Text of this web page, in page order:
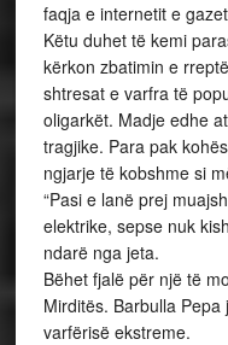
faqja e internetit e
Këtu duhet të kemi
kërkon zbatimin e
shtresat e varfra të
oligarkët. Madje edhe
tragjike. Para pak
ngjarje të kobshme si
“Pasi e lanë prej
elektrike, sepse nuk
ndarë nga jeta.
Bëhet fjalë për një të
Mirditës. Barbulla
varfërisë ekstreme.